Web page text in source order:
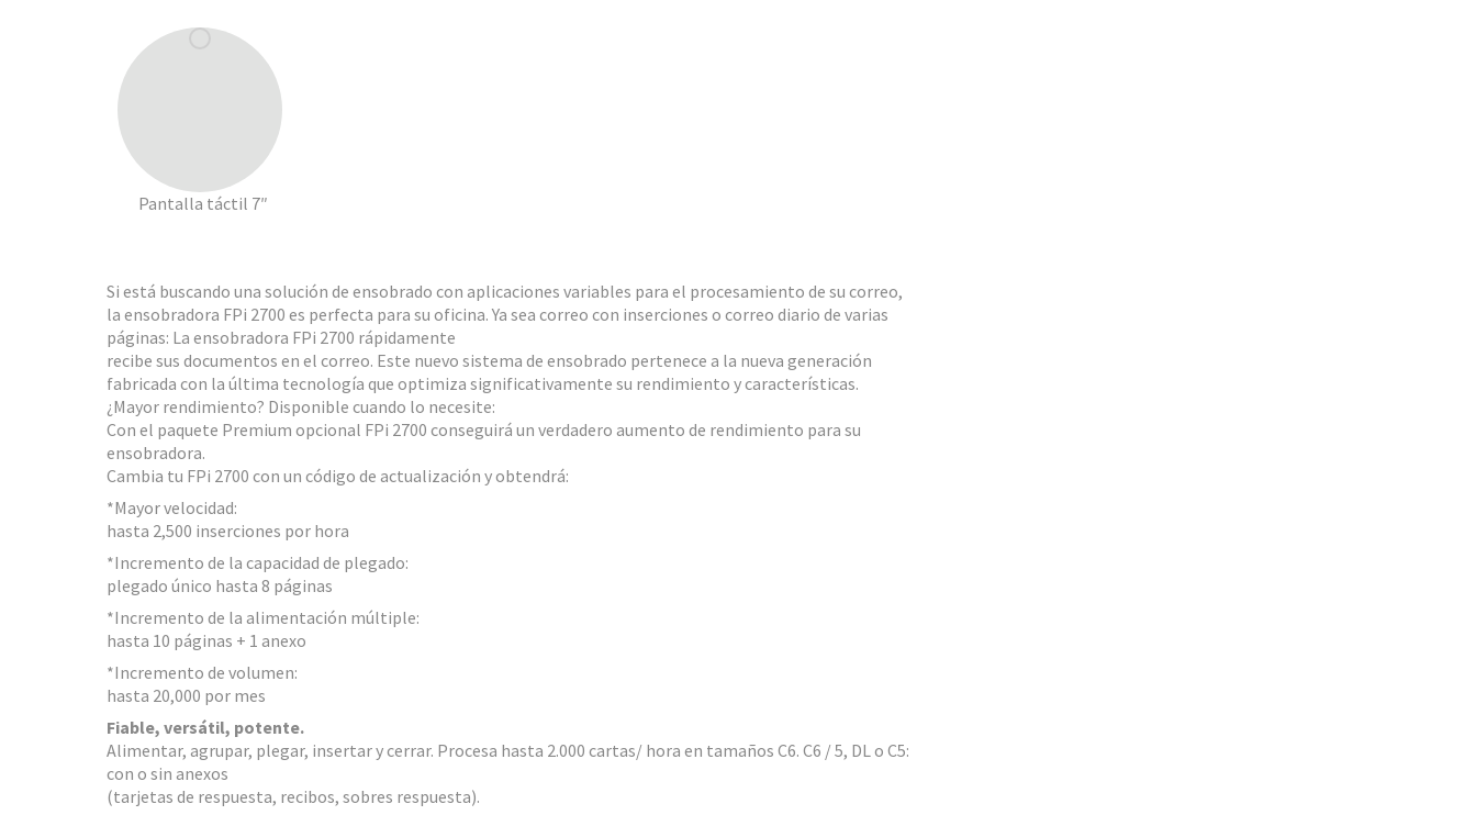
Pantalla táctil 7″
Si está buscando una solución de ensobrado con aplicaciones variables para el procesamiento de su correo,
la ensobradora FPi 2700 es perfecta para su oficina. Ya sea correo con inserciones o correo diario de varias
páginas: La ensobradora FPi 2700 rápidamente
recibe sus documentos en el correo. Este nuevo sistema de ensobrado pertenece a la nueva generación
fabricada con la última tecnología que optimiza significativamente su rendimiento y características.
¿Mayor rendimiento? Disponible cuando lo necesite:
Con el paquete Premium opcional FPi 2700 conseguirá un verdadero aumento de rendimiento para su
ensobradora.
Cambia tu FPi 2700 con un código de actualización y obtendrá:
*Mayor velocidad:
hasta 2,500 inserciones por hora
*Incremento de la capacidad de plegado:
plegado único hasta 8 páginas
*Incremento de la alimentación múltiple:
hasta 10 páginas + 1 anexo
*Incremento de volumen:
hasta 20,000 por mes
Fiable, versátil, potente.
Alimentar, agrupar, plegar, insertar y cerrar. Procesa hasta 2.000 cartas/ hora en tamaños C6. C6 / 5, DL o C5:
con o sin anexos
(tarjetas de respuesta, recibos, sobres respuesta).